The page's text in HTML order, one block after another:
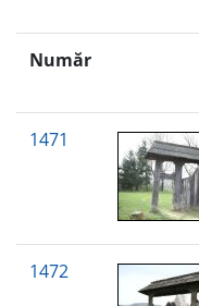
Număr
1471
1472